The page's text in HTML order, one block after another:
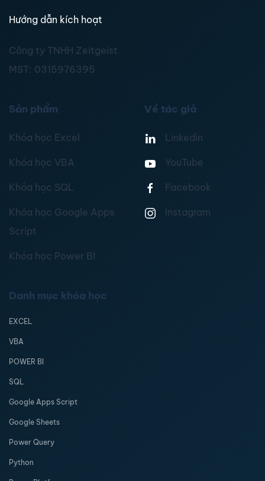
Hướng dẫn kích hoạt
Công ty TNHH Zeitgeist
MST: 0315976395
Sản phẩm
Khóa học Excel
Khóa học VBA
Khóa học SQL
Khóa học Google Apps
Script
Khóa học Power BI
Về tác giả
Linkedin
YouTube
Facebook
Instagram
Danh mục khóa học
EXCEL
VBA
POWER BI
SQL
Google Apps Script
Google Sheets
Power Query
Python